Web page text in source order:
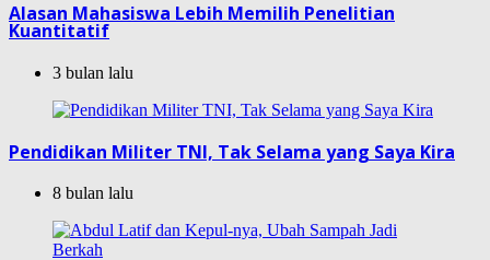
Alasan Mahasiswa Lebih Memilih Penelitian
Kuantitatif
3 bulan lalu
Pendidikan Militer TNI, Tak Selama yang Saya Kira
8 bulan lalu